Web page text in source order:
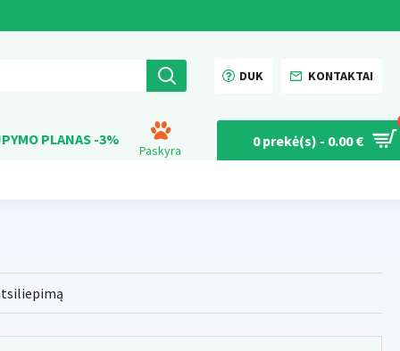
DUK KONTAKTAI
PLANAS -3%
Paskyra
0 prekė(s) - 0.00 €